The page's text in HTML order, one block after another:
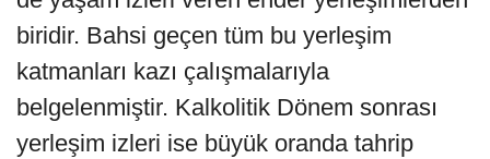
biridir. Bahsi geçen tüm bu yerleşim
katmanları kazı çalışmalarıyla
belgelenmiştir. Kalkolitik Dönem sonrası
yerleşim izleri ise büyük oranda tahrip